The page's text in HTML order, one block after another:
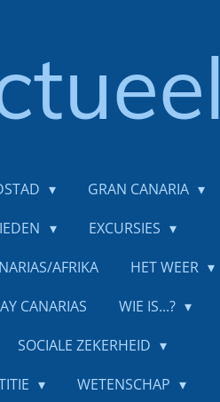
GRAN CANARIA
EXCURSIES
AFRIKA
HET WEER
CANARIAS
WIE IS...?
SOCIALE ZEKERHEID
WETENSCHAP